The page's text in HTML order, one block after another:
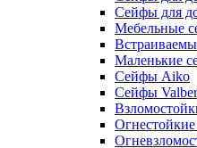
Сейфы для
Мебельные
Маленькие
Сейфы Aiko
Сейфы